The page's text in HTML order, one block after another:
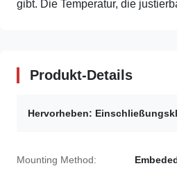
gibt. Die Temperatur, die
Produkt-Details
Hervorheben:
Mounting Method: